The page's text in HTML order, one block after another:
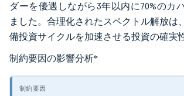
ダーを優遇しながら3年以内に70%のカ
ました。合理化されたスペクトル解放は
備投資サイクルを加速させる投資の確実
制約要因の影響分析*